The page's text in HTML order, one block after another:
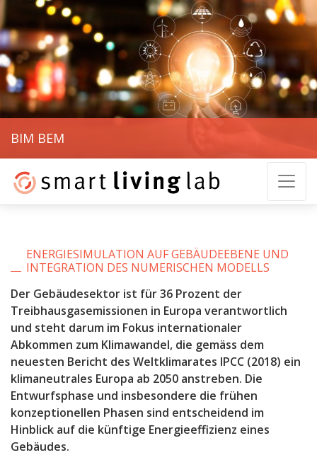
BIM BEM
ENERGIESIMULATION AUF GEBÄUDEEBENE UND
INTEGRATION DES NUMERISCHEN MODELLS
Der Gebäudesektor ist für 36 Prozent der
Treibhausgasemissionen in Europa verantwortlich
und steht darum im Fokus internationaler
Abkommen zum Klimawandel, die gemäss dem
neuesten Bericht des Weltklimarates IPCC (2018) ein
klimaneutrales Europa ab 2050 anstreben. Die
Entwurfsphase und insbesondere die frühen
konzeptionellen Phasen sind entscheidend im
Hinblick auf die künftige Energieeffizienz eines
Gebäudes.